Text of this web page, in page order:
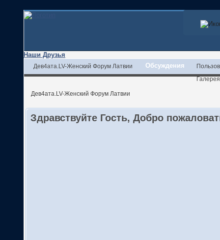
Наши Друзья
Дев4ата.LV-Женский Форум Латвии Обсуждения
Галерея
Дев4ата.LV-Женский Форум Латвии
Здравствуйте Гость, Добро